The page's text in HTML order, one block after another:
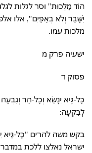
הוֹד מַלְכוּת" וסר לגלות
יִשָּׁבֵר וְלֹא בְאַפַּיִם", אלו
מלכות עמו.
ישעיה פרק מ
פסוק ד
כָּל-גֶּיא יִנָּשֵׂא וְכָל-הַר
לְבִקְעָה:
בקש משה להרים "כָּל-גֶּיא
ישראל נאלצו ללכת